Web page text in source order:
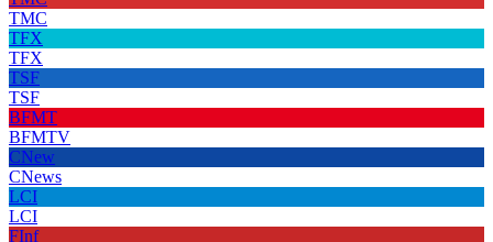
TMC
TFX
TFX
TSF
TSF
BFMT
BFMTV
CNew
CNews
LCI
LCI
FInf